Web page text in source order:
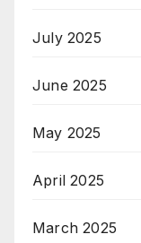
July 2025
June 2025
May 2025
April 2025
March 2025